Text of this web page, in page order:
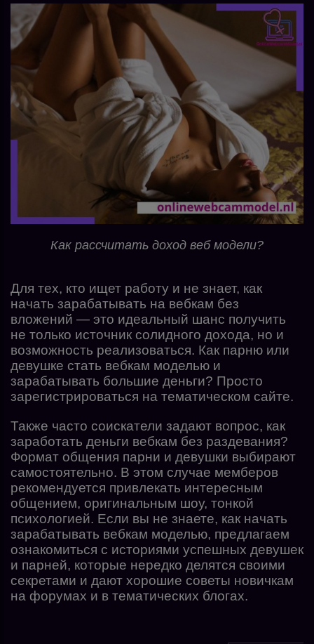
Как рассчитать доход веб модели?
Для тех, кто ищет работу и не знает, как
начать зарабатывать на вебкам без
вложений — это идеальный шанс получить
не только источник солидного дохода, но и
возможность реализоваться. Как парню или
девушке стать вебкам моделью и
зарабатывать большие деньги? Просто
зарегистрироваться на тематическом сайте.
Также часто соискатели задают вопрос, как
заработать деньги вебкам без раздевания?
Формат общения парни и девушки выбирают
самостоятельно. В этом случае мемберов
рекомендуется привлекать интересным
общением, оригинальным шоу, тонкой
психологией. Если вы не знаете, как начать
зарабатывать вебкам моделью, предлагаем
ознакомиться с историями успешных девушек
и парней, которые нередко делятся своими
секретами и дают хорошие советы новичкам
на форумах и в тематических блогах.